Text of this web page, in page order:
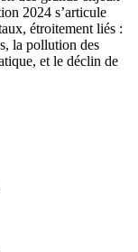
2024 s’articule
étroitement liés :
la pollution des
et le déclin de